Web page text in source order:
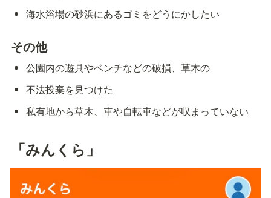
海水浴場の砂浜にあるゴミをどうにかしたい
その他
公園内の遊具やベンチなどの破損、草木の
不法投棄を見つけた
私有地から草木、車や自転車などが収まっていない
「みんくら」